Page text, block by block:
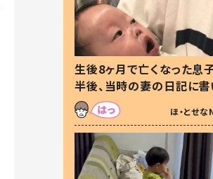
生後8ヶ月で亡くなった
半後、当時の妻の日記に
た本音とは
ほ・とせ